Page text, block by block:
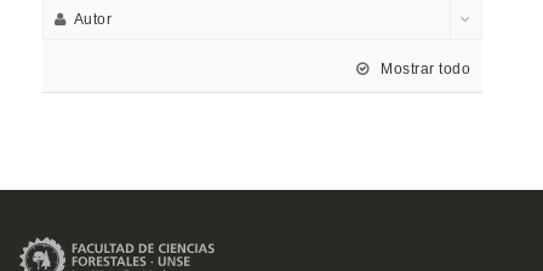
Autor
Mostrar todo